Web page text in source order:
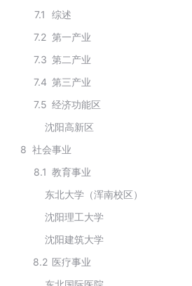
7.1
综述
7.2 第一产业
7.3 第二产业
7.4 第三产业
7.5 经济功能区
沈阳高新区
8 社会事业
8.1 教育事业
东北大学（浑南校区）
沈阳理工大学
沈阳建筑大学
8.2 医疗事业